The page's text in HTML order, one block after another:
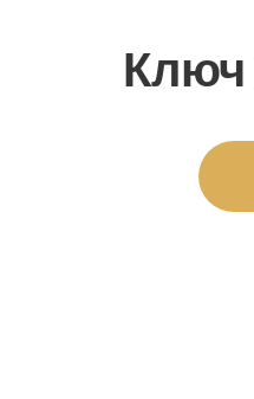
Ключ